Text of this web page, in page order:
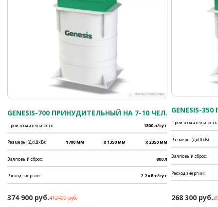
GENESIS-700 ПРИНУДИТЕЛЬНЫЙ НА 7-10 ЧЕЛ.
Производительность: 1800 л/сут
Размеры (ДхШхВ): 1700 мм x 1350 мм x 2350 мм
Залповый сброс: 800 л
Расход энергии: 2.2 кВт/сут
374 900 руб.412400 руб.
GENESIS-
Производительность:
Размеры (ДхШхВ):
Залповый сброс:
Расход энергии:
268 300 руб.